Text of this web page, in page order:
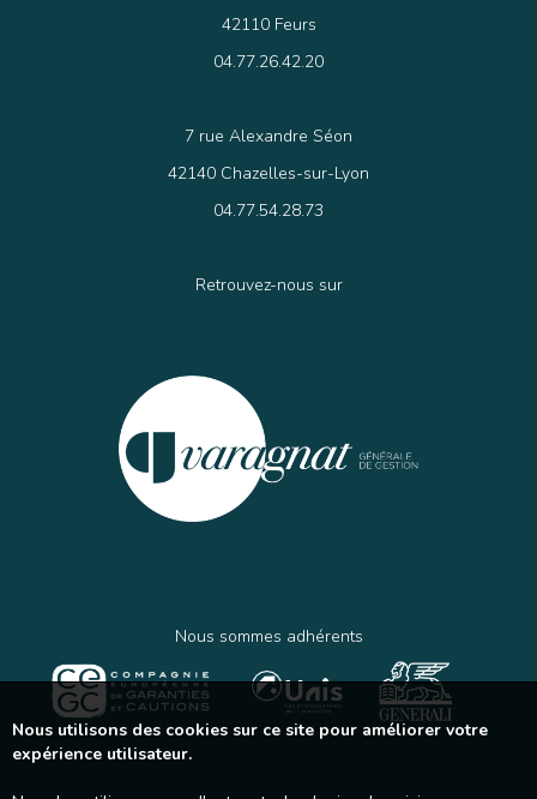
42110 Feurs
04.77.26.42.20
7 rue Alexandre Séon
42140 Chazelles-sur-Lyon
04.77.54.28.73
Retrouvez-nous sur
Nous sommes adhérents
Nous utilisons des cookies sur ce site pour améliorer votre
expérience utilisateur.